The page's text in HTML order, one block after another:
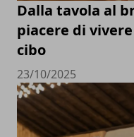
Dalla tavola al
piacere di
cibo
23/10/2025